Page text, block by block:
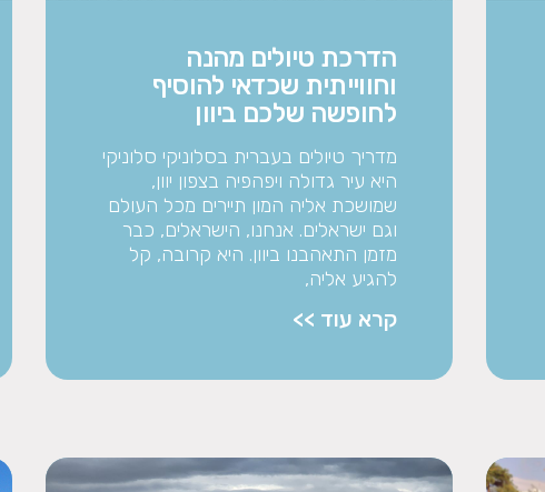
הדרכת טיולים מהנה
וחווייתית שכדאי להוסיף
לחופשה שלכם ביוון
מדריך טיולים בעברית בסלוניקי סלוניקי
היא עיר גדולה ויפהפיה בצפון יוון,
שמושכת אליה המון תיירים מכל העולם
וגם ישראלים. אנחנו, הישראלים, כבר
מזמן התאהבנו ביוון. היא קרובה, קל
להגיע אליה,
קרא עוד >>